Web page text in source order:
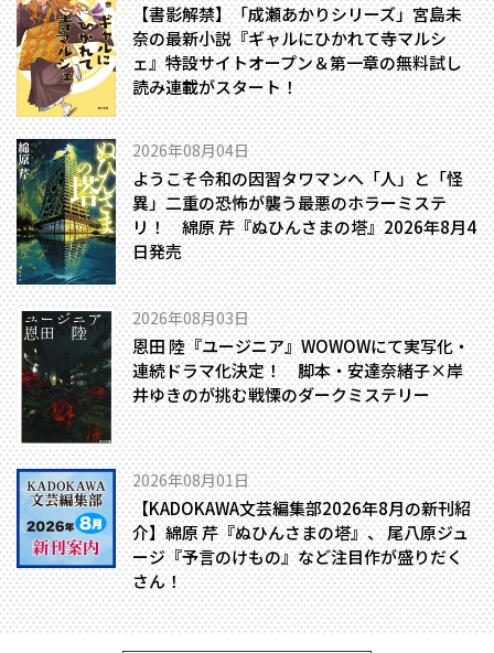
【書影解禁】「成瀬あかりシリーズ」宮島未
奈の最新小説『ギャルにひかれて寺マルシ
ェ』特設サイトオープン＆第一章の無料試し
読み連載がスタート！
2026年08月04日
ようこそ令和の因習タワマンへ――「人」と「怪
異」二重の恐怖が襲う最悪のホラーミステ
リ！ 綿原 芹『ぬひんさまの塔』2026年8月4
日発売
2026年08月03日
恩田 陸『ユージニア』WOWOWにて実写化・
連続ドラマ化決定！ 脚本・安達奈緒子×岸
井ゆきのが挑む戦慄のダークミステリー
2026年08月01日
【KADOKAWA文芸編集部2026年8月の新刊紹
介】綿原 芹『ぬひんさまの塔』、 尾八原ジュ
ージ『予言のけもの』など注目作が盛りだく
さん！